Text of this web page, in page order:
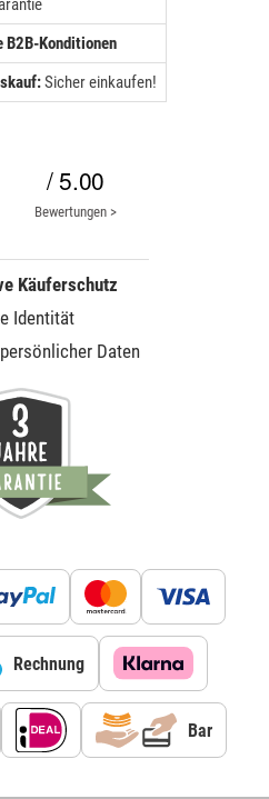
Konditionen
Sicher einkaufen!
/ 5.00
Bewertungen >
Käuferschutz
Identität
Daten
Rechnung
Bar